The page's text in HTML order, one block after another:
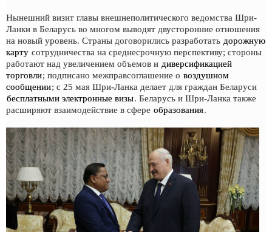
Нынешний визит главы внешнеполитического ведомства Шри-
Ланки в Беларусь во многом выводят двусторонние отношения
на новый уровень. Страны договорились разработать дорожную
карту сотрудничества на среднесрочную перспективу; стороны
работают над увеличением объемов и диверсификацией
торговли; подписано межправсоглашение о воздушном
сообщении; с 25 мая Шри-Ланка делает для граждан Беларуси
бесплатными электронные визы. Беларусь и Шри-Ланка также
расширяют взаимодействие в сфере образования.